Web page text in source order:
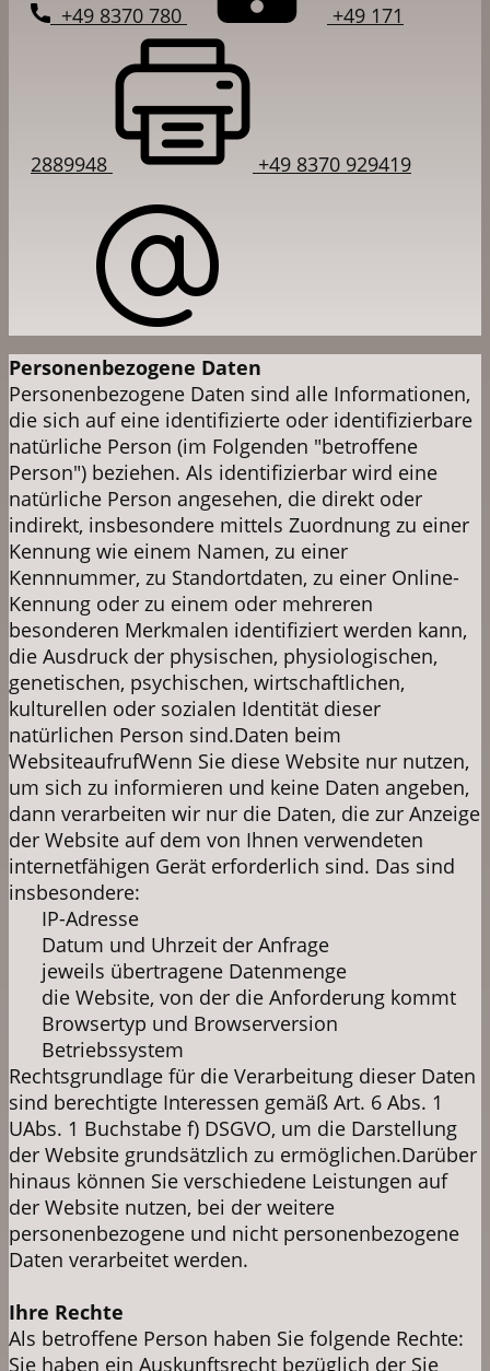
+49 8370 780 +49 171
2889948 +49 8370 929419
Personenbezogene Daten
Personenbezogene Daten sind alle Informationen,
die sich auf eine identifizierte oder identifizierbare
natürliche Person (im Folgenden "betroffene
Person") beziehen. Als identifizierbar wird eine
natürliche Person angesehen, die direkt oder
indirekt, insbesondere mittels Zuordnung zu einer
Kennung wie einem Namen, zu einer
Kennnummer, zu Standortdaten, zu einer Online-
Kennung oder zu einem oder mehreren
besonderen Merkmalen identifiziert werden kann,
die Ausdruck der physischen, physiologischen,
genetischen, psychischen, wirtschaftlichen,
kulturellen oder sozialen Identität dieser
natürlichen Person​ sind.Daten beim
WebsiteaufrufWenn Sie diese Website nur nutzen,
um sich zu informieren und keine Daten angeben,
dann verarbeiten wir nur die Daten, die zur Anzeige
der Website auf dem von Ihnen verwendeten
internetfähigen Gerät erforderlich sind. Das sind
insbesondere:
IP-Adresse
Datum und Uhrzeit der Anfrage
jeweils übertragene Datenmenge
die Website, von der die Anforderung kommt
Browsertyp und Browserversion
Betriebssystem
Rechtsgrundlage für die Verarbeitung dieser Daten
sind berechtigte Interessen gemäß Art. 6 Abs. 1
UAbs. 1 Buchstabe f) DSGVO, um die Darstellung
der Website grundsätzlich zu ermöglichen.Darüber
hinaus können Sie verschiedene Leistungen auf
der Website nutzen, bei der weitere
personenbezogene und nicht personenbezogene
Daten verarbeitet werden.
Ihre Rechte
Als betroffene Person haben Sie folgende Rechte:
Sie haben ein Auskunftsrecht bezüglich der Sie